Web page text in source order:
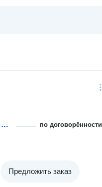
Снятие и установка дисплея в сборе телефона или планшета по договорённости
Предложить заказ